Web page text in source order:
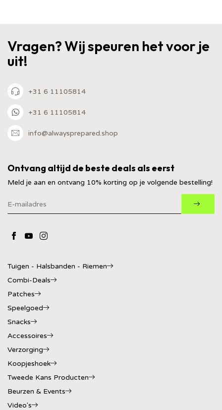
Vragen? Wij speuren het voor je
uit!
+31 6 11105814
+31 6 11105814
info@alwaysprepared.shop
Ontvang altijd de beste deals als eerst
Meld je aan en ontvang 10% korting op je volgende bestelling!
Tuigen - Halsbanden - Riemen
Combi-Deals
Patches
Speelgoed
Snacks
Accessoires
Verzorging
Koopjeshoek
Tweede Kans Producten
Beurzen & Events
Video's